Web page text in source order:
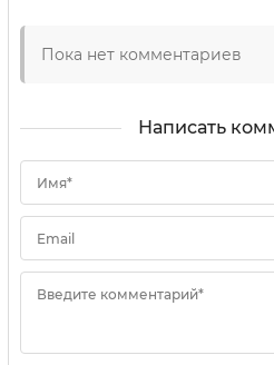
Пока нет комментариев
Написать
Имя*
Email
Введите комментарий*